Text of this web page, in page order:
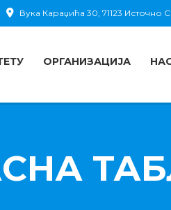
Вука Караџића 30, 71123
ОРГАНИЗАЦИЈА